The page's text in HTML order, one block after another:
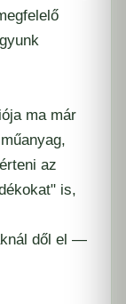
ma már
az
is,
dől el —